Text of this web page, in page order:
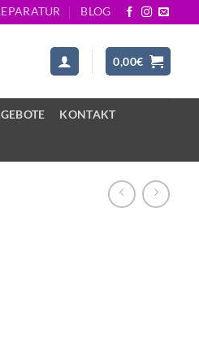
BLOG
0,00€
KONTAKT